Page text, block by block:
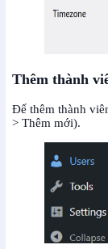
Thêm thành
Để thêm thành
> Thêm mới).